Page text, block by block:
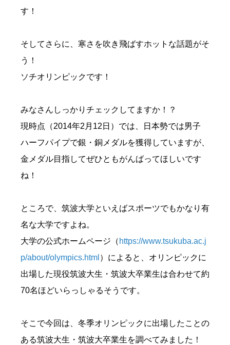
す！
そしてさらに、寒さを吹き飛ばすホットな話題がそ
う！
ソチオリンピックです！
みなさんしっかりチェックしてますか！？
現時点（2014年2月12日）では、日本勢では男子
ハーフパイプで銀・銅メダルを獲得していますが、
金メダル目指してぜひともがんばってほしいです
ね！
ところで、筑波大学といえばスポーツでもかなり有
名な大学ですよね。
大学の公式ホームページ（ https://www.tsukuba.ac.j
p/about/olympics.html ）によると、オリンピックに
出場した現役筑波大生・筑波大卒業生は合わせて約
70名ほどいらっしゃるそうです。
そこで今回は、冬季オリンピックに出場したことの
ある筑波大生・筑波大卒業生を調べてみました！